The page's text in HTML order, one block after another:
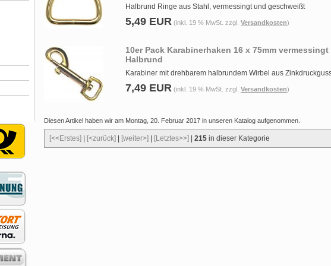
Halbrund Ringe aus Stahl, vermessingt und geschweißt
5,49 EUR (inkl. 19 % MwSt. zzgl. Versandkosten)
10er Pack Karabinerhaken 16 x 75mm vermessingt
Halbrund
Karabiner mit drehbarem halbrundem Wirbel aus
7,49 EUR (inkl. 19 % MwSt. zzgl. Versandkosten)
Diesen Artikel haben wir am Montag, 20. Februar 2017 in unseren Katalog aufgenommen.
[<<Erstes] [<zurück] [weiter>] [Letztes>>] 215 in dieser Kategorie